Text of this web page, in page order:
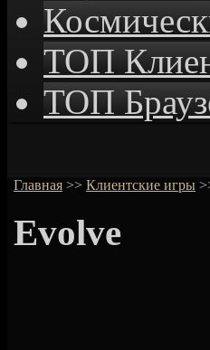
ТОП
ТОП
Главная >> Клиентские игры
Evolve